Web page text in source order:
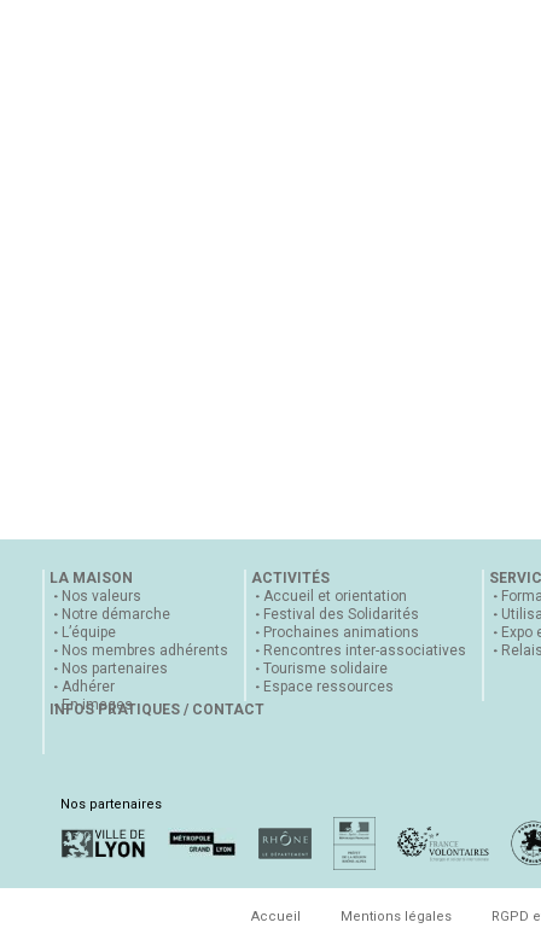
LA MAISON
Nos valeurs
Notre démarche
L’équipe
Nos membres adhérents
Nos partenaires
Adhérer
En images
ACTIVITÉS
Accueil et orientation
Festival des Solidarités
Prochaines animations
Rencontres inter-associatives
Tourisme solidaire
Espace ressources
Expo
INFOS PRATIQUES / CONTACT
Nos partenaires
Accueil Mentions légales RGPD